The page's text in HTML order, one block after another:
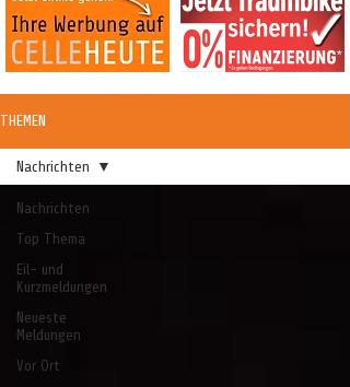
THEMEN
Nachrichten
Top Thema
Eil- und
Kurzmeldungen
Neueste
Meldungen
Vor Ort
Nachrichten